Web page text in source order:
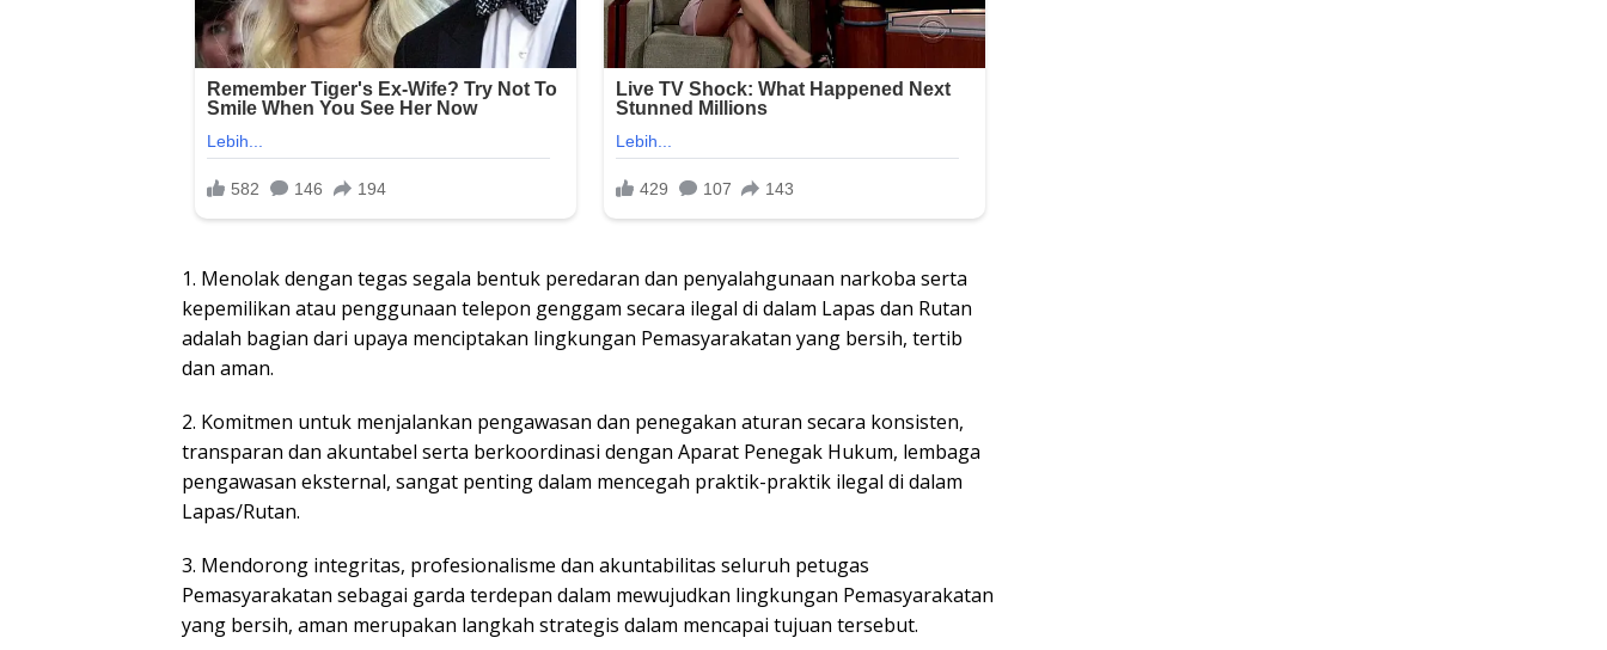
1. Menolak dengan tegas segala bentuk peredaran dan penyalahgunaan narkoba serta
kepemilikan atau penggunaan telepon genggam secara ilegal di dalam Lapas dan Rutan
adalah bagian dari upaya menciptakan lingkungan Pemasyarakatan yang bersih, tertib
dan aman.
2. Komitmen untuk menjalankan pengawasan dan penegakan aturan secara konsisten,
transparan dan akuntabel serta berkoordinasi dengan Aparat Penegak Hukum, lembaga
pengawasan eksternal, sangat penting dalam mencegah praktik-praktik ilegal di dalam
Lapas/Rutan.
3. Mendorong integritas, profesionalisme dan akuntabilitas seluruh petugas
Pemasyarakatan sebagai garda terdepan dalam mewujudkan lingkungan Pemasyarakatan
yang bersih, aman merupakan langkah strategis dalam mencapai tujuan tersebut.